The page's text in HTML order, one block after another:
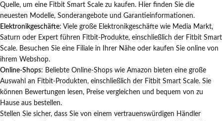
Quelle, um eine Fitbit Smart Scale zu kaufen. Hier finden Sie die
neuesten Modelle, Sonderangebote und Garantieinformationen.
Elektronikgeschäfte: Viele große Elektronikgeschäfte wie Media Markt,
Saturn oder Expert führen Fitbit-Produkte, einschließlich der Fitbit Smart
Scale. Besuchen Sie eine Filiale in Ihrer Nähe oder kaufen Sie online von
ihrem Webshop.
Online-Shops: Beliebte Online-Shops wie Amazon bieten eine große
Auswahl an Fitbit-Produkten, einschließlich der Fitbit Smart Scale. Sie
können Bewertungen lesen, Preise vergleichen und bequem von zu
Hause aus bestellen.
Stellen Sie sicher, dass Sie von einem vertrauenswürdigen Händler